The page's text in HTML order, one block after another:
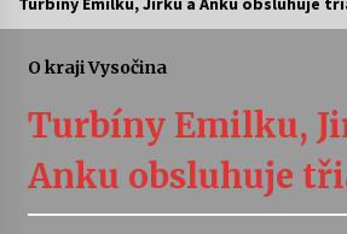
Sukuba Ensemble
Vernisáž výstavy
kapkou
O kraji Vysočina
Turbíny Emilku,
Anku obsluhuje